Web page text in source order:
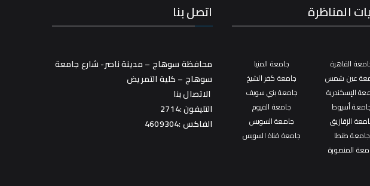
المناظرة
القاهرة
عين شمس
الإسكندرية
أسيوط
الزقازيق
جامعة طنطا
المنصورة
جامعة المنيا
جامعة كفر الشيخ
جامعة بني سويف
جامعة الفيوم
جامعة السويس
جامعة قناة السويس
اتصل بنا
محافظة سوهاج – مدينة ناصر- شارع جامعة
سوهاج – كلية التمريض
الاتصال بنا
التليفون :2714
الفاكس :4609304